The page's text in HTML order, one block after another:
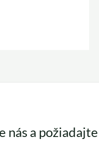
nás a požiadajte